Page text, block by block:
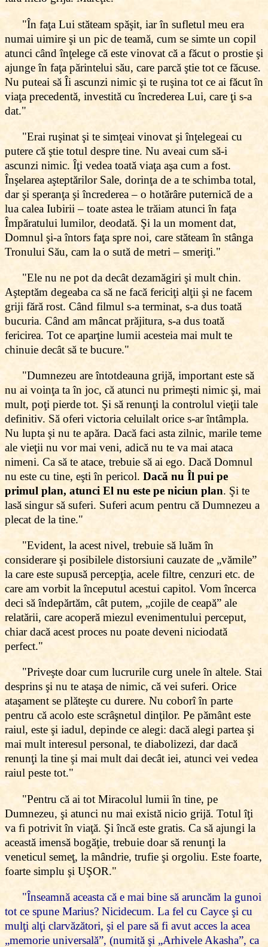
"În faţa Lui stăteam spăşit, iar în sufletul meu era
numai uimire şi un pic de teamă, cum se simte un copil
atunci când înţelege că este vinovat că a făcut o prostie şi
ajunge în faţa părintelui său, care parcă ştie tot ce făcuse.
Nu puteai să Îi ascunzi nimic şi te ruşina tot ce ai făcut în
viaţa precedentă, investită cu încrederea Lui, care ţi s-a
dat."
"Erai ruşinat şi te simţeai vinovat şi înţelegeai cu
putere că ştie totul despre tine. Nu aveai cum să-i
ascunzi nimic. Îţi vedea toată viaţa aşa cum a fost.
Înşelarea aşteptărilor Sale, dorinţa de a te schimba total,
dar şi speranţa şi încrederea – o hotărâre puternică de a
lua calea Iubirii – toate astea le trăiam atunci în faţa
Împăratului lumilor, deodată. Şi la un moment dat,
Domnul şi-a întors faţa spre noi, care stăteam în stânga
Tronului Său, cam la o sută de metri – smeriţi."
"Ele nu ne pot da decât dezamăgiri şi mult chin.
Aşteptăm degeaba ca să ne facă fericiţi alţii şi ne facem
griji fără rost. Când filmul s-a terminat, s-a dus toată
bucuria. Când am mâncat prăjitura, s-a dus toată
fericirea. Tot ce aparţine lumii acesteia mai mult te
chinuie decât să te bucure."
"Dumnezeu are întotdeauna grijă, important este să
nu ai voinţa ta în joc, că atunci nu primeşti nimic şi, mai
mult, poţi pierde tot. Şi să renunţi la controlul vieţii tale
definitiv. Să oferi victoria celuilalt orice s-ar întâmpla.
Nu lupta şi nu te apăra. Dacă faci asta zilnic, marile teme
ale vieţii nu vor mai veni, adică nu te va mai ataca
nimeni. Ca să te atace, trebuie să ai ego. Dacă Domnul
nu este cu tine, eşti în pericol. Dacă nu Îl pui pe
primul plan, atunci El nu este pe niciun plan. Şi te
lasă singur să suferi. Suferi acum pentru că Dumnezeu a
plecat de la tine."
"Evident, la acest nivel, trebuie să luăm în
considerare şi posibilele distorsiuni cauzate de „vămile”
la care este supusă percepţia, acele filtre, cenzuri etc. de
care am vorbit la începutul acestui capitol. Vom încerca
deci să îndepărtăm, cât putem, „cojile de ceapă” ale
relatării, care acoperă miezul evenimentului perceput,
chiar dacă acest proces nu poate deveni niciodată
perfect."
"Priveşte doar cum lucrurile curg unele în altele. Stai
desprins şi nu te ataşa de nimic, că vei suferi. Orice
ataşament se plăteşte cu durere. Nu coborî în parte
pentru că acolo este scrâşnetul dinţilor. Pe pământ este
raiul, este şi iadul, depinde ce alegi: dacă alegi partea şi
mai mult interesul personal, te diabolizezi, dar dacă
renunţi la tine şi mai mult dai decât iei, atunci vei vedea
raiul peste tot."
"Pentru că ai tot Miracolul lumii în tine, pe
Dumnezeu, şi atunci nu mai există nicio grijă. Totul îţi
va fi potrivit în viaţă. Şi încă este gratis. Ca să ajungi la
această imensă bogăţie, trebuie doar să renunţi la
veneticul semeţ, la mândrie, trufie şi orgoliu. Este foarte,
foarte simplu şi UŞOR."
"Înseamnă aceasta că e mai bine să aruncăm la gunoi
tot ce spune Marius? Nicidecum. La fel cu Cayce şi cu
mulţi alţi clarvăzători, şi el pare să fi avut acces la acea
„memorie universală”, (numită şi „Arhivele Akasha”, ca